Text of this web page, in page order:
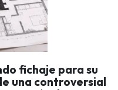
fichaje para su
una controversial